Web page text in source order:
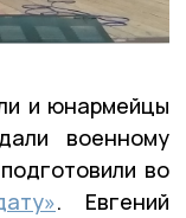
и юнармейцы
военному
во
. Евгений